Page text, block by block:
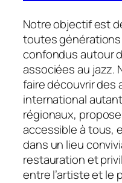
Notre objectif est
toutes
confondus autour
associées au jazz.
faire découvrir des
international
régionaux,
accessible à tous,
dans un lieu
restauration et
entre l’artiste et le